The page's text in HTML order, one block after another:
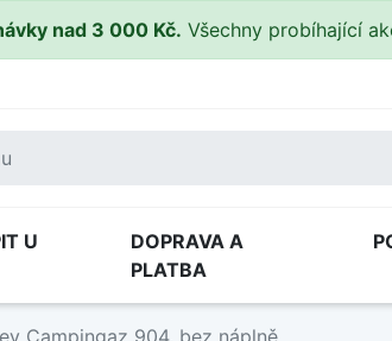
nad 3 000 Kč. Všechny probíhající
U
DOPRAVA A
PLATBA
Campingaz 904, bez náplně